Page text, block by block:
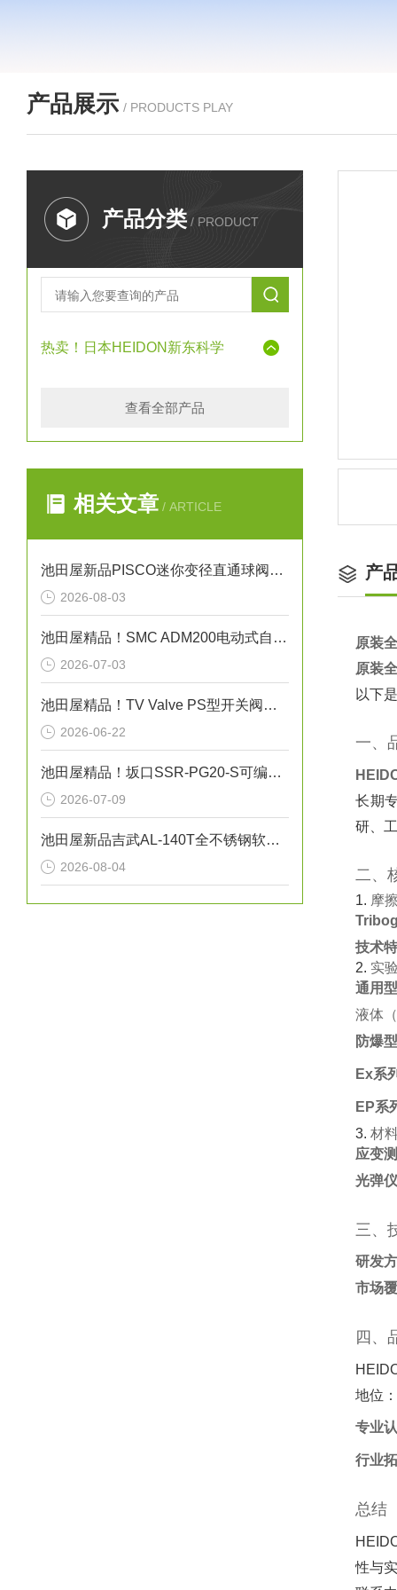
产品展示 / PRODUCTS PLAY
产品分类 / PRODUCT
热卖！日本HEIDON新东科学
查看全部产品
相关文章 / ARTICLE
池田屋新品PISCO迷你变径直通球阀BVM6-4正式发布
2026-08-03
池田屋精品！SMC ADM200电动式自动排水阀技术参数与应用解析
2026-07-03
池田屋精品！TV Valve PS型开关阀（截止阀）参数介绍
2026-06-22
池田屋精品！坂口SSR-PG20-S可编程温度控制器技术参数
2026-07-09
池田屋新品吉武AL-140T全不锈钢软密封安全泄压阀正式发布
2026-08-04
产
原装
原装
以下
一、
长期
研、
二、
1. ‌ 摩
技术
2. ‌ 实
通用
液体
防爆
Ex系
EP系
3. ‌ 材
应变
光弹
三、
研发
市场
四、
地位：
专业
行业
总结
性与